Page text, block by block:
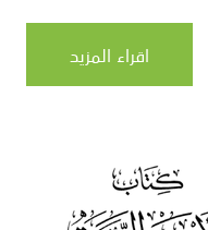
اقراء المزيد